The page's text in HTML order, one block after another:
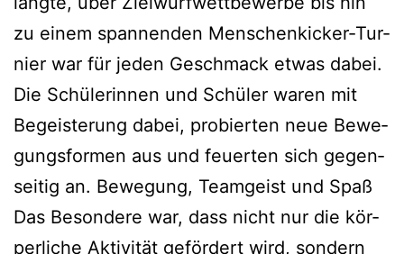
zu einem span­nen­den Men­­schen­ki­­cker-Tur­­
nier war für jeden Geschmack etwas dabei.
Die Schü­le­rin­nen und Schü­ler waren mit
Begeis­te­rung dabei, pro­bier­ten neue Bewe­
gungs­for­men aus und feu­er­ten sich gegen­
sei­tig an. Bewe­gung, Team­geist und Spaß
Das Beson­de­re war, dass nicht nur die kör­
per­li­che Akti­vi­tät geför­dert wird, son­dern